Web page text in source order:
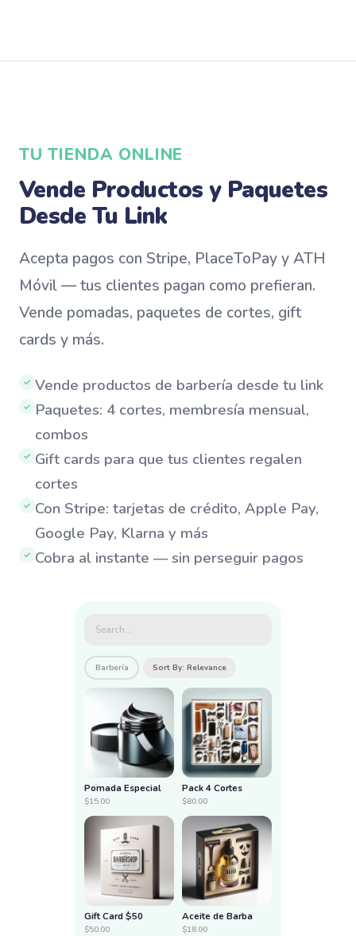
TU TIENDA ONLINE
Vende Productos y Paquetes
Desde Tu Link
Acepta pagos con Stripe, PlaceToPay y ATH
Móvil — tus clientes pagan como prefieran.
Vende pomadas, paquetes de cortes, gift
cards y más.
✓ Vende productos de barbería desde tu link
✓ Paquetes: 4 cortes, membresía mensual,
combos
✓ Gift cards para que tus clientes regalen
cortes
✓ Con Stripe: tarjetas de crédito, Apple Pay,
Google Pay, Klarna y más
✓ Cobra al instante — sin perseguir pagos
Search...
Barbería Sort By: Relevance
Pomada Especial
$15.00
Pack 4 Cortes
$80.00
Gift Card $50
$50.00
Aceite de Barba
$18.00